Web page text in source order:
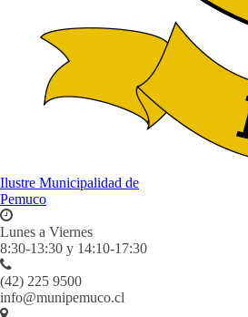
Ilustre Municipalidad de
Pemuco
Lunes a Viernes
8:30-13:30 y 14:10-17:30
(42) 225 9500
info@munipemuco.cl